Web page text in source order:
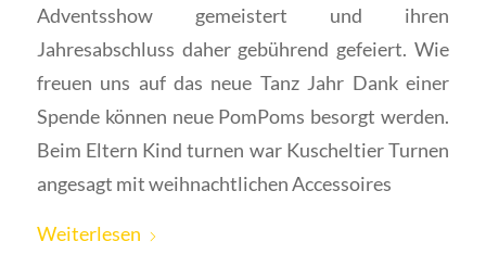
Adventsshow gemeistert und ihren
Jahresabschluss daher gebührend gefeiert. Wie
freuen uns auf das neue Tanz Jahr Dank einer
Spende können neue PomPoms besorgt werden.
Beim Eltern Kind turnen war Kuscheltier Turnen
angesagt mit weihnachtlichen Accessoires
Weiterlesen